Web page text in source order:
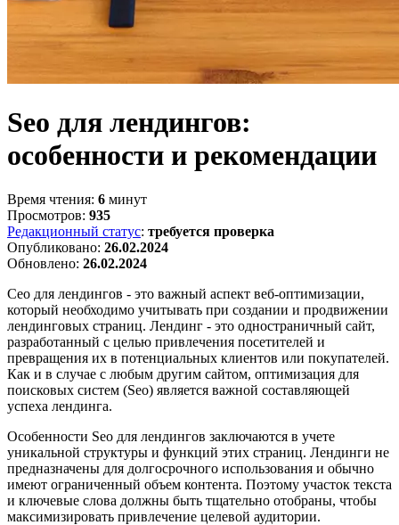
Seo для лендингов:
особенности и рекомендации
Время чтения: 6 минут
Просмотров: 935
Редакционный статус: требуется проверка
Опубликовано: 26.02.2024
Обновлено: 26.02.2024
Сео для лендингов - это важный аспект веб-оптимизации,
который необходимо учитывать при создании и продвижении
лендинговых страниц. Лендинг - это одностраничный сайт,
разработанный с целью привлечения посетителей и
превращения их в потенциальных клиентов или покупателей.
Как и в случае с любым другим сайтом, оптимизация для
поисковых систем (Seo) является важной составляющей
успеха лендинга.
Особенности Seo для лендингов заключаются в учете
уникальной структуры и функций этих страниц. Лендинги не
предназначены для долгосрочного использования и обычно
имеют ограниченный объем контента. Поэтому участок текста
и ключевые слова должны быть тщательно отобраны, чтобы
максимизировать привлечение целевой аудитории.